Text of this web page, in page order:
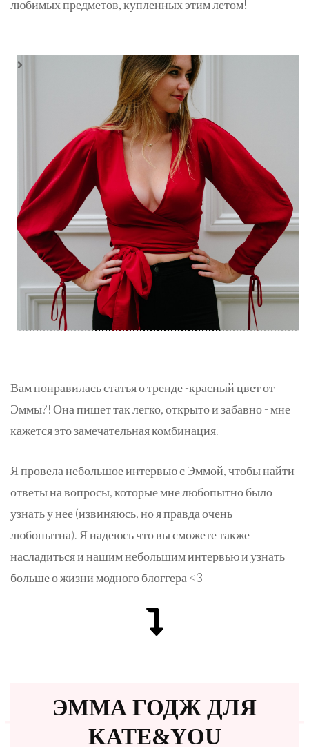
любимых предметов, купленных этим летом!
Вам понравилась статья о тренде -красный цвет от
Эммы?! Она пишет так легко, открыто и забавно - мне
кажется это замечательная комбинация.
Я провела небольшое интервью с Эммой, чтобы найти
ответы на вопросы, которые мне любопытно было
узнать у нее (извиняюсь, но я правда очень
любопытна). Я надеюсь что вы сможете также
насладиться и нашим небольшим интервью и узнать
больше о жизни модного блоггера <3
ЭММА ГОДЖ ДЛЯ
KATE&YOU